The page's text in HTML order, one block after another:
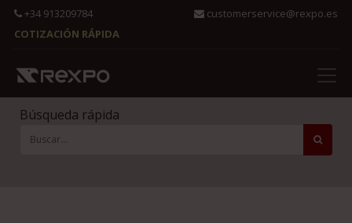
+34 913209784
customerservice@rexpo.es
COTIZACIÓN RÁPIDA
Búsqueda rápida